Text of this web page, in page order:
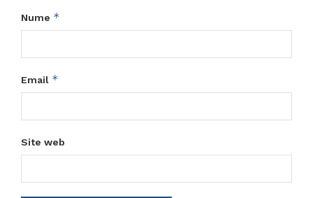
Nume *
Email *
Site web